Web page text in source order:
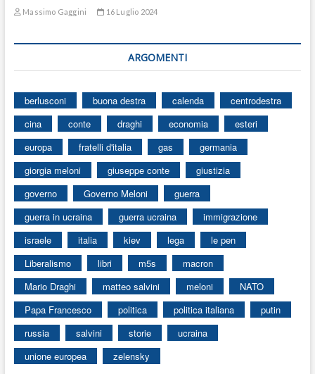
Massimo Gaggini 16 Luglio 2024
ARGOMENTI
berlusconi buona destra calenda
centrodestra
cina
conte draghi economia
esteri
europa
fratelli d'italia gas
germania
giorgia meloni
giuseppe conte
giustizia
governo
Governo Meloni
guerra
guerra in ucraina
guerra ucraina
immigrazione
israele
italia kiev lega
le pen
Liberalismo
libri m5s
macron
Mario Draghi
matteo salvini meloni
NATO
Papa Francesco
politica politica italiana
putin
russia
salvini storie
ucraina
unione europea
zelensky